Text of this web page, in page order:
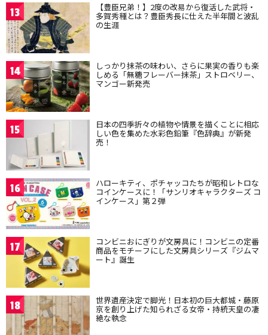
13 【豊臣兄弟！】2度の改易から復活した武将・
多賀秀種とは？豊臣秀長に仕えた半年間と波乱
の生涯
14 しっかり抹茶の味わい、さらに果実の香りも楽
しめる「無糖フレーバー抹茶」ストロベリー、
マンゴー新発売
15 日本の四季折々の植物や情景を描くことに相応
しい色を集めた水彩色鉛筆『色辞典』が新発
売！
16 ハローキティ、ポチャッコたちが昭和レトロな
コインケースに！「サンリオキャラクターズ コ
インケース」第２弾
17 コンビニおにぎりが文房具に！コンビニの定番
商品をモチーフにした文房具シリーズ『ジムマ
ート』誕生
18 世界遺産決定で脚光！日本初の巨大都城・藤原
京を創り上げた知られざる女帝・持統天皇の凄
絶な執念